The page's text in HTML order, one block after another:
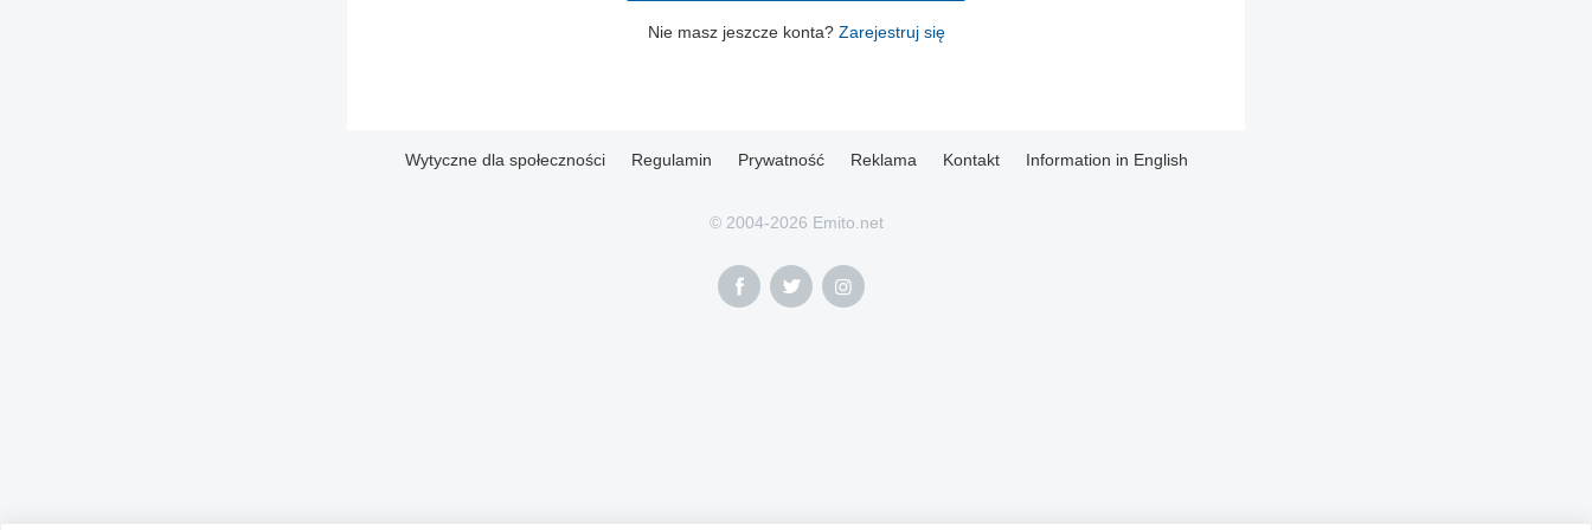
Nie masz jeszcze konta? Zarejestruj się
Wytyczne dla społeczności Regulamin Prywatność Reklama Kontakt Information in English
© 2004-2026 Emito.net